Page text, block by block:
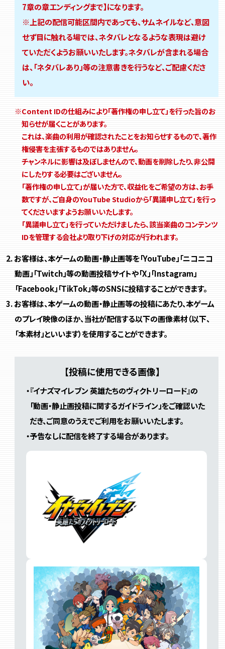
7章の章エンディングまで】になります。
※上記の配信可能区間内であっても、サムネイルなど、意図
せず目に触れる場では、ネタバレとなるような表現は避け
ていただくようお願いいたします。ネタバレが含まれる場合
は、「ネタバレあり」等の注意書きを行うなど、ご配慮くださ
い。
※Content IDの仕組みにより「著作権の申し立て」を行った旨のお
知らせが届くことがあります。
これは、楽曲の利用が確認されたことをお知らせするもので、著作
権侵害を主張するものではありません。
チャンネルに影響は及ぼしませんので、動画を削除したり、非公開
にしたりする必要はございません。
「著作権の申し立て」が届いた方で、収益化をご希望の方は、お手
数ですが、ご自身のYouTube Studioから「異議申し立て」を行っ
てくださいますようお願いいたします。
「異議申し立て」を行っていただけましたら、該当楽曲のコンテンツ
IDを管理する会社より取り下げの対応が行われます。
お客様は、本ゲームの動画・静止画等を「YouTube」「ニコニコ
動画」「Twitch」等の動画投稿サイトや「X」「Instagram」
「Facebook」「TikTok」等のSNSに投稿することができます。
お客様は、本ゲームの動画・静止画等の投稿にあたり、本ゲーム
のプレイ映像のほか、当社が配信する以下の画像素材（以下、
「本素材」といいます）を使用することができます。
【投稿に使用できる画像】
・『イナズマイレブン 英雄たちのヴィクトリーロード』の
「動画・静止画投稿に関するガイドライン」をご確認いた
だき、ご同意のうえでご利用をお願いいたします。
・予告なしに配信を終了する場合があります。